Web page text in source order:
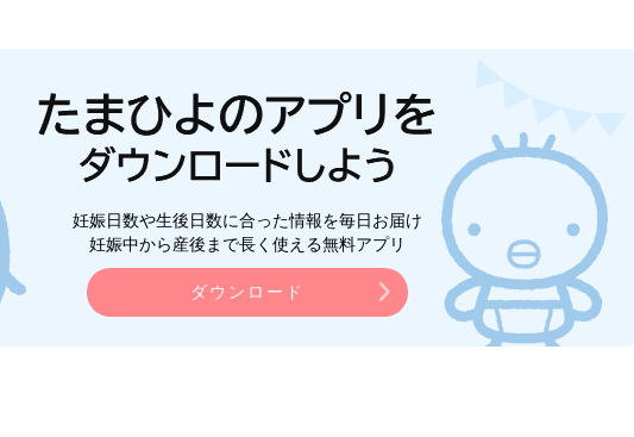
妊娠日数や生後日数に合った情報を毎日お届け
妊娠中から産後まで長く使える無料アプリ
ダウンロード